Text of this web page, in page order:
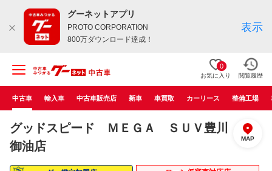
グーネットアプリ
PROTO CORPORATION
800万ダウンロード達成！
表示
0
お気に入り 閲覧履歴
中古車 輸入車 中古車販売店 新車 車買取 カーリース 整備工場
グッドスピード ＭＥＧＡ ＳＵＶ豊川
御油店
MAP